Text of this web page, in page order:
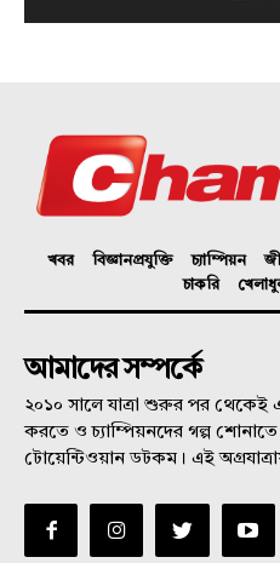
খবর বিজ্ঞানপ্রযুক্তি চ্যাম্পিয়ন
চাকরি
আমাদের সম্পর্কে
২০১০ সালে যাত্রা শুরুর পর থেকেই
করতে ও চ্যাম্পিয়নদের গল্প
টোয়েন্টিওয়ান ডটকম। এই